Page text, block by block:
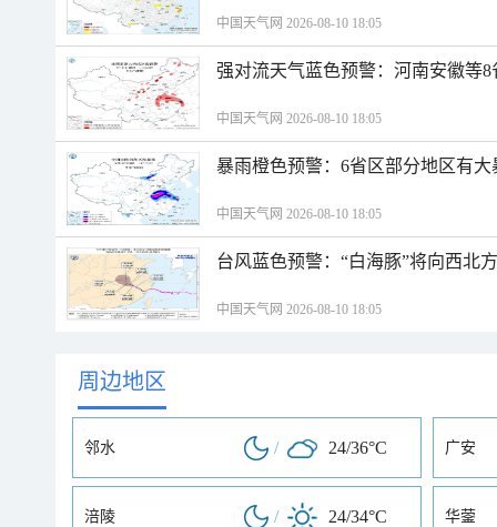
中国天气网 2026-08-10 18:05
强对流天气蓝色预警：河南安徽等
中国天气网 2026-08-10 18:05
暴雨橙色预警：6省区部分地区有
中国天气网 2026-08-10 18:05
台风蓝色预警：“白海豚”将向西北
中国天气网 2026-08-10 18:05
周边地区
邻水 / 24/36°C 广安
涪陵 / 24/34°C 华蓥